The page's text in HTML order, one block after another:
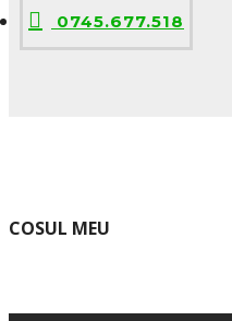
0745.677.518
COSUL MEU